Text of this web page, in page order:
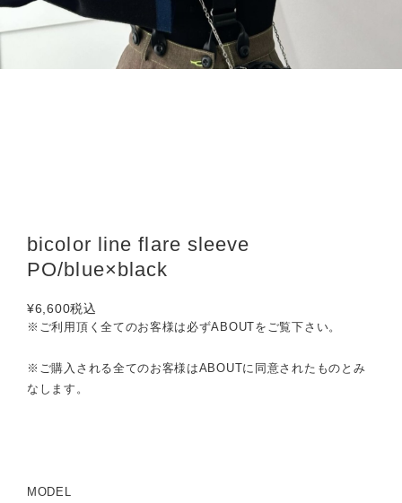
bicolor line flare sleeve
PO/blue×black
¥6,600税込
※ご利用頂く全てのお客様は必ずABOUTをご覧下さい。
※ご購入される全てのお客様はABOUTに同意されたものとみ
なします。
MODEL